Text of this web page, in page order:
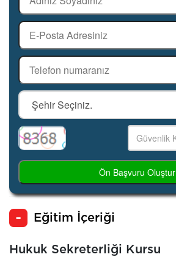
Ön Başvuru Oluştur
Eğitim İçeriği
Hukuk Sekreterliği Kursu